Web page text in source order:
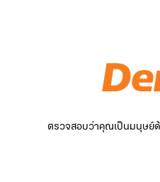
ตรวจสอบว่าคุณเป็นมนุษย์ด้